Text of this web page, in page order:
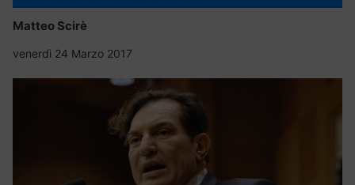
Matteo Scirè
venerdì 24 Marzo 2017